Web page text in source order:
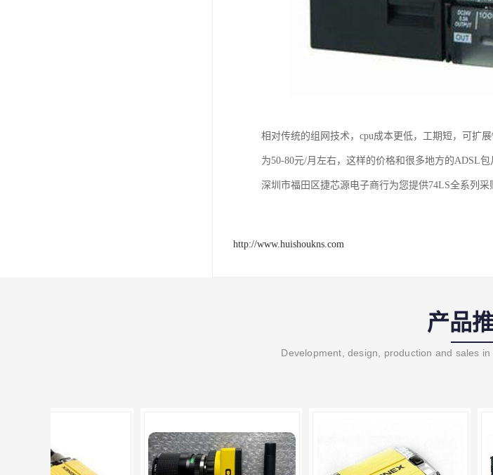
相对传统的组网技术，cpu成本更低，工期短，可扩
为50-80元/月左右，这样的价格和很多地方的ADSL包
深圳市福田区捷芯源电子商行为您提供74LS全系列
http://www.huishoukns.com
产品
Development, design, production and sales